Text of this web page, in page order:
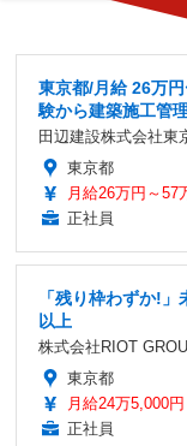
東京都/月給 26万
験から建築施工管
田辺建設株式会社東
東京都
月給26万円～57
正社員
「残り枠わずか!
以上
株式会社RIOT
東京都
月給24万5,000
正社員